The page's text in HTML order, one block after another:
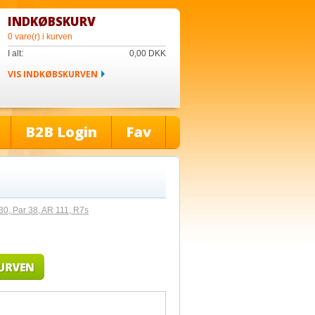
INDKØBSKURV
0 vare(r) i kurven
I alt:
0,00 DKK
VIS INDKØBSKURVEN
B2B Login Fav
Par 38, AR 111, R7s